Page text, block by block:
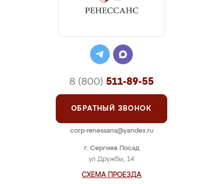
г. Сергиев Посад
ул Дружбы, 14
СХЕМА ПРОЕЗДА
8 (800) 511-89-55
ОБРАТНЫЙ ЗВОНОК
corp-renessans@yandex.ru